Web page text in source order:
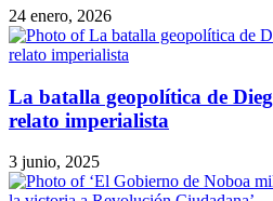
24 enero, 2026
La batalla geopolítica de
relato imperialista
3 junio, 2025